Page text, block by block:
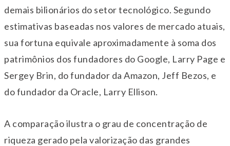
demais bilionários do setor tecnológico. Segundo
estimativas baseadas nos valores de mercado atuais,
sua fortuna equivale aproximadamente à soma dos
patrimônios dos fundadores do Google, Larry Page e
Sergey Brin, do fundador da Amazon, Jeff Bezos, e
do fundador da Oracle, Larry Ellison.
A comparação ilustra o grau de concentração de
riqueza gerado pela valorização das grandes